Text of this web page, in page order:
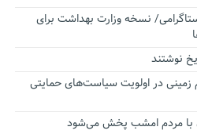
نسخه وزارت بهداشت برای
نوشتند
زمینی در اولویت سیاست‌های حمایتی
با مردم امشب پخش می‌شود